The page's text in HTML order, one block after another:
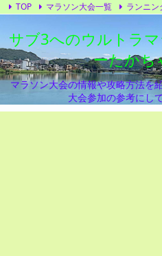
サブ3へのウルトラマ
ーたかち
マラソン大会の情報や攻略方法を
大会参加の参考にし
TOP マラソン大会一覧 ランニン